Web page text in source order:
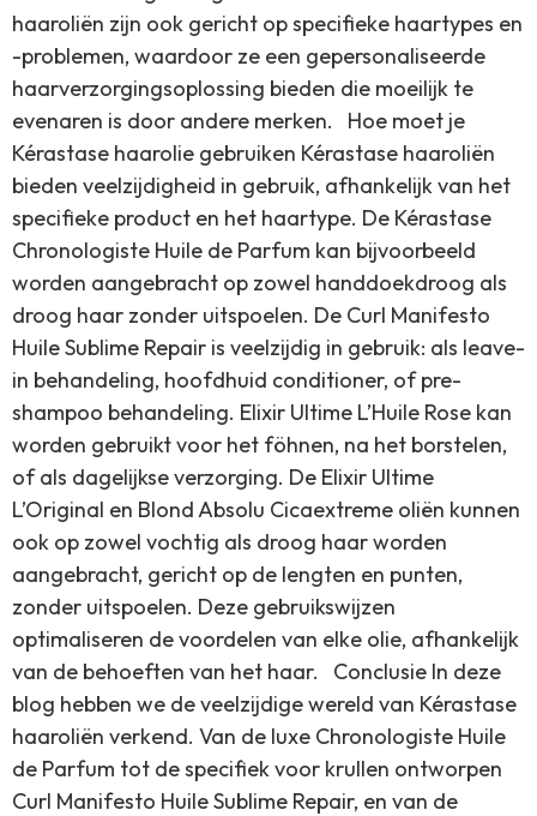
haaroliën zijn ook gericht op specifieke haartypes en
-problemen, waardoor ze een gepersonaliseerde
haarverzorgingsoplossing bieden die moeilijk te
evenaren is door andere merken. Hoe moet je
Kérastase haarolie gebruiken Kérastase haaroliën
bieden veelzijdigheid in gebruik, afhankelijk van het
specifieke product en het haartype. De Kérastase
Chronologiste Huile de Parfum kan bijvoorbeeld
worden aangebracht op zowel handdoekdroog als
droog haar zonder uitspoelen. De Curl Manifesto
Huile Sublime Repair is veelzijdig in gebruik: als leave-
in behandeling, hoofdhuid conditioner, of pre-
shampoo behandeling. Elixir Ultime L’Huile Rose kan
worden gebruikt voor het föhnen, na het borstelen,
of als dagelijkse verzorging. De Elixir Ultime
L’Original en Blond Absolu Cicaextreme oliën kunnen
ook op zowel vochtig als droog haar worden
aangebracht, gericht op de lengten en punten,
zonder uitspoelen. Deze gebruikswijzen
optimaliseren de voordelen van elke olie, afhankelijk
van de behoeften van het haar. Conclusie In deze
blog hebben we de veelzijdige wereld van Kérastase
haaroliën verkend. Van de luxe Chronologiste Huile
de Parfum tot de specifiek voor krullen ontworpen
Curl Manifesto Huile Sublime Repair, en van de